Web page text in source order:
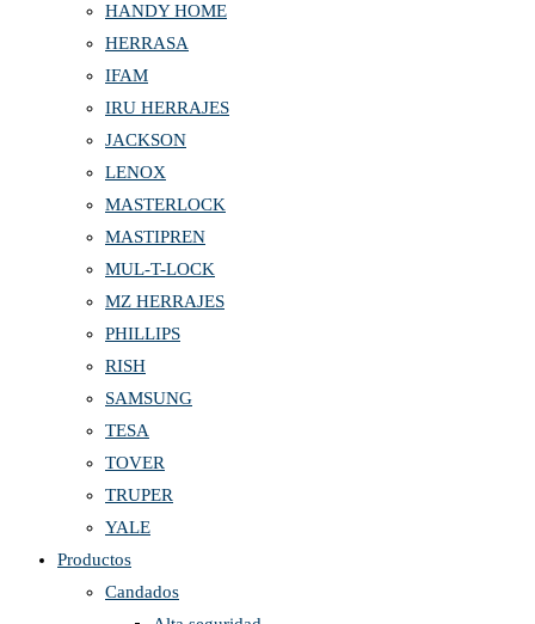
HANDY HOME
HERRASA
IFAM
IRU HERRAJES
JACKSON
LENOX
MASTERLOCK
MASTIPREN
MUL-T-LOCK
MZ HERRAJES
PHILLIPS
RISH
SAMSUNG
TESA
TOVER
TRUPER
YALE
Productos
Candados